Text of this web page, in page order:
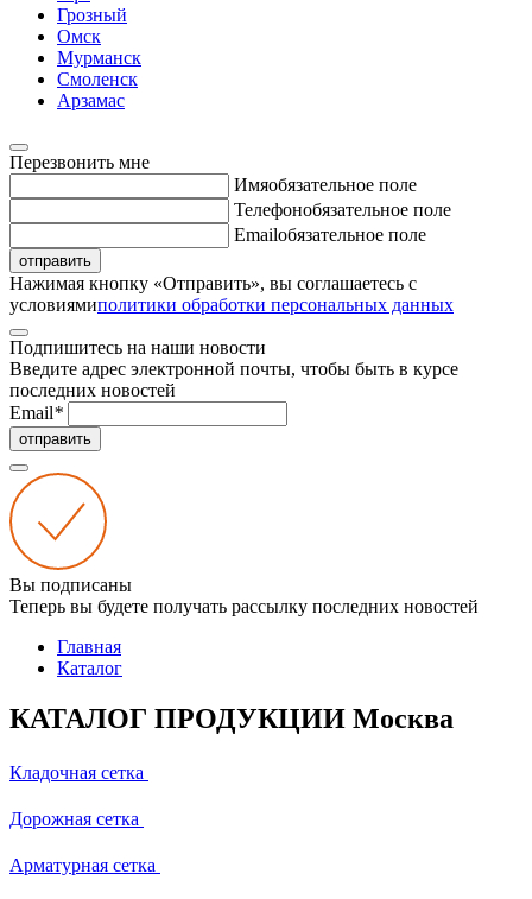
Грозный
Омск
Мурманск
Смоленск
Арзамас
Перезвонить мне
Имяобязательное поле
Телефонобязательное поле
Emailобязательное поле
отправить
Нажимая кнопку «Отправить», вы соглашаетесь с
условиямиполитики обработки персональных данных
Подпишитесь на наши новости
Введите адрес электронной почты, чтобы быть в курсе
последних новостей
Email*
отправить
Вы подписаны
Теперь вы будете получать рассылку последних новостей
Главная
Каталог
КАТАЛОГ ПРОДУКЦИИ Москва
Кладочная сетка
Дорожная сетка
Арматурная сетка